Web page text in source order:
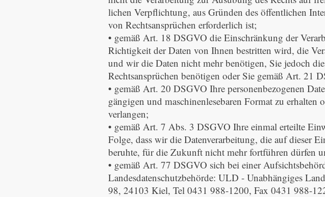
lichen Verpflichtung, aus Gründen des öffentlichen
von Rechtsansprüchen erforderlich ist;
• gemäß Art. 18 DSGVO die Einschränkung der
Richtigkeit der Daten von Ihnen bestritten wird, die
und wir die Daten nicht mehr benötigen, Sie jedoch
Rechtsansprüchen benötigen oder Sie gemäß Art. 21
• gemäß Art. 20 DSGVO Ihre personenbezogenen
gängigen und maschinenlesebaren Format zu
verlangen;
• gemäß Art. 7 Abs. 3 DSGVO Ihre einmal erteilte
Folge, dass wir die Datenverarbeitung, die auf dieser
beruhte, für die Zukunft nicht mehr fortführen dürfen
• gemäß Art. 77 DSGVO sich bei einer
Landesdatenschutzbehörde: ULD - Unabhängiges
98, 24103 Kiel, Tel 0431 988-1200, Fax 0431 988-